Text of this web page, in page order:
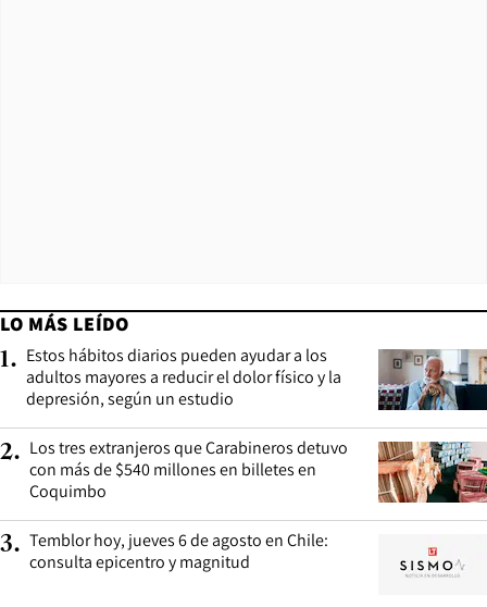
LO MÁS LEÍDO
1. Estos hábitos diarios pueden ayudar a los
adultos mayores a reducir el dolor físico y la
depresión, según un estudio
2. Los tres extranjeros que Carabineros detuvo
con más de $540 millones en billetes en
Coquimbo
3. Temblor hoy, jueves 6 de agosto en Chile:
consulta epicentro y magnitud